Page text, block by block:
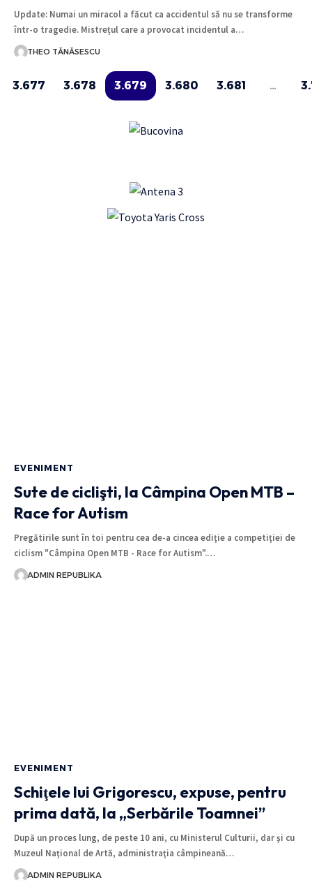
Update: Numai un miracol a făcut ca accidentul să nu se transforme
într-o tragedie. Mistrețul care a provocat incidentul a…
THEO TĂNĂSESCU
3.677 3.678 3.679 3.680 3.681 …
EVENIMENT
Sute de ciclişti, la Câmpina Open MTB –
Race for Autism
Pregătirile sunt în toi pentru cea de-a cincea ediţie a competiţiei de
ciclism "Câmpina Open MTB - Race for Autism".…
ADMIN REPUBLIKA
EVENIMENT
Schiţele lui Grigorescu, expuse, pentru
prima dată, la „Serbările Toamnei”
După un proces lung, de peste 10 ani, cu Ministerul Culturii, dar şi cu
Muzeul Naţional de Artă, administraţia câmpineană…
ADMIN REPUBLIKA